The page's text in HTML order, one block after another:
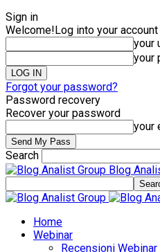
Sign in
Welcome!Log into your account
your
your
Forgot your password?
Password recovery
Recover your password
your
Search
Blog
Home
Webinar
Recensioni Webinar